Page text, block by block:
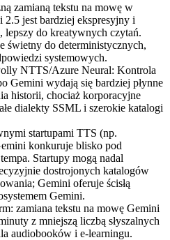
zamianą tekstu na mowę w
jest bardziej ekspresyjny i
lepszy do kreatywnych czytań.
świetny do deterministycznych,
systemowych.
NTTS/Azure Neural: Kontrola
Gemini wydają się bardziej płynne
historii, chociaż korporacyjne
dialekty SSML i szerokie katalogi
startupami TTS (np.
konkuruje blisko pod
Startupy mogą nadal
dostrojonych katalogów
Gemini oferuje ścisłą
Gemini.
zamiana tekstu na mowę Gemini
z mniejszą liczbą słyszalnych
audiobooków i e-learningu.